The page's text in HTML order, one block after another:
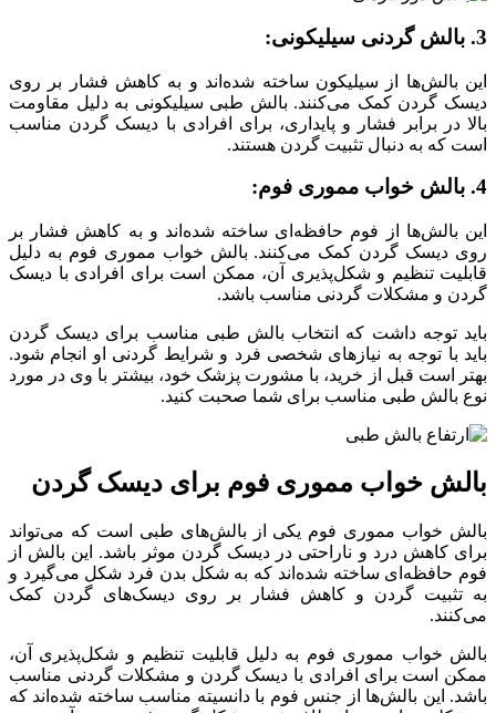
3. بالش گردنی سیلیکونی:
این بالش‌ها از سیلیکون ساخته شده‌اند و به کاهش فشار بر روی
دیسک گردن کمک می‌کنند. بالش طبی سیلیکونی به دلیل مقاومت
بالا در برابر فشار و پایداری، برای افرادی با دیسک گردن مناسب
است که به دنبال تثبیت گردن هستند.
4. بالش خواب مموری فوم:
این بالش‌ها از فوم حافظه‌ای ساخته شده‌اند و به کاهش فشار بر
روی دیسک گردن کمک می‌کنند. بالش خواب مموری فوم به دلیل
قابلیت تنظیم و شکل‌پذیری آن، ممکن است برای افرادی با دیسک
گردن و مشکلات گردنی مناسب باشد.
باید توجه داشت که انتخاب بالش طبی مناسب برای دیسک گردن
باید با توجه به نیازهای شخصی فرد و شرایط گردنی او انجام شود.
بهتر است قبل از خرید، با مشورت پزشک خود، بیشتر با وی در مورد
نوع بالش طبی مناسب برای شما صحبت کنید.
بالش خواب مموری فوم برای دیسک گردن
بالش خواب مموری فوم یکی از بالش‌های طبی است که می‌تواند
برای کاهش درد و ناراحتی در دیسک گردن موثر باشد. این بالش‌ از
فوم حافظه‌ای ساخته شده‌اند که به شکل بدن فرد شکل می‌گیرد و
به تثبیت گردن و کاهش فشار بر روی دیسک‌های گردن کمک
می‌کنند.
بالش خواب مموری فوم به دلیل قابلیت تنظیم و شکل‌پذیری آن،
ممکن است برای افرادی با دیسک گردن و مشکلات گردنی مناسب
باشد. این بالش‌ها از جنس فوم با دانسیته مناسب ساخته شده‌اند که